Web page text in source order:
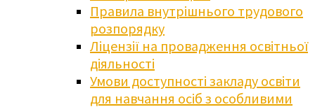
Правила внутрішнього трудового
розпорядку
Ліцензії на провадження освітньої
діяльності
Умови доступності закладу освіти
для навчання осіб з особливими